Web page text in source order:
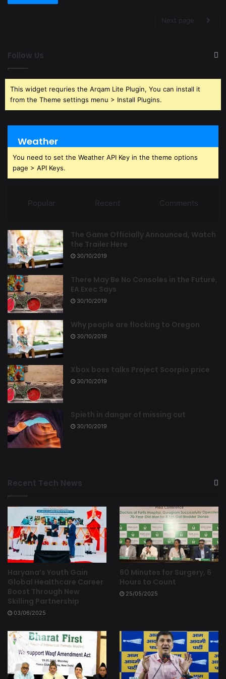
Next page
Follow Us
This widget requries the Arqam Lite Plugin, You can install it
from the Theme settings menu > Install Plugins.
Weather
You need to set the Weather API Key in the theme options
page > API Keys.
Popular Recent Comments
The Game Officially Announced, Watch
the Trailer Here
30/10/2019
There May Be No Consoles in the Future,
EA Exec Says
30/10/2019
Why people are flocking to Oregon
30/10/2019
Xbox boss talks Project Scorpio price
30/10/2019
Spieth in danger of missing cut
30/10/2019
Recent Tech News
Haryana’s Youth Gain
Global Healthcare Career
Boost Through New
Skilling Partnership
03/06/2025
60 Minutes for Surgery, 6
Hours to Count
25/05/2025